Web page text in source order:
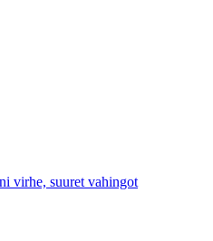
virhe, suuret vahingot